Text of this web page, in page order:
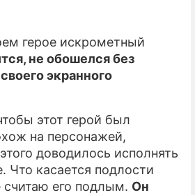
герое искрометный
не обошелся без
экранного
этот герой был
на персонажей,
доводилось исполнять
Что касается подлости
считаю его подлым. Он